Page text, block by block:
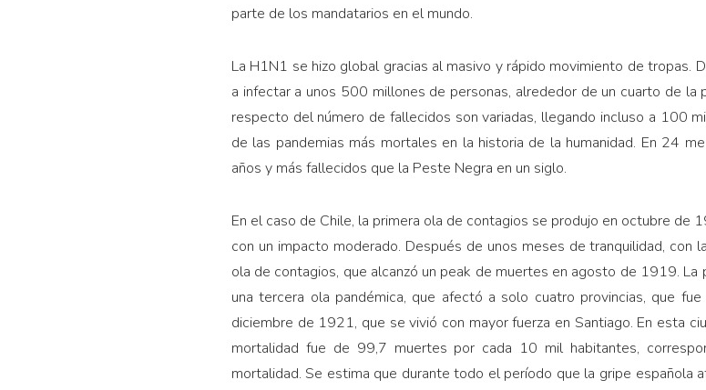
parte de los mandatarios en el mundo.
La H1N1 se hizo global gracias al masivo y rápi­do movimiento de tropas.
a infectar a unos 500 millones de personas, alrededor de un cuarto de la
respecto del nú­mero de fallecidos son variadas, llegando incluso a 100
de las pandemias más mortales en la historia de la humanidad. En 24
años y más fallecidos que la Peste Ne­gra en un siglo.
En el caso de Chile, la primera ola de contagios se produjo en octubre de
con un impacto moderado. Des­pués de unos meses de tranquilidad, con
ola de contagios, que alcanzó un peak de muertes en agosto de 1919.
una tercera ola pandémica, que afectó a solo cuatro provincias, que
diciembre de 1921, que se vivió con mayor fuerza en Santiago. En esta
mortalidad fue de 99,7 muertes por cada 10 mil habitantes,
mortalidad. Se estima que durante todo el período que la gripe española